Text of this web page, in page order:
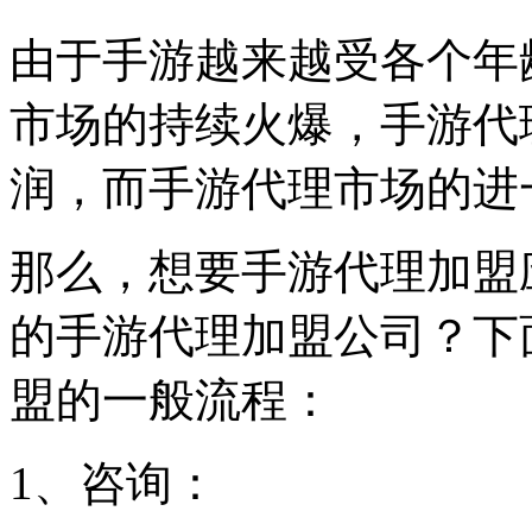
由于手游越来越受各个
市场的持续火爆，手游
润，而手游代理市场的
那么，想要手游代理加
的手游代理加盟公司？
盟的一般流程：
1、咨询：